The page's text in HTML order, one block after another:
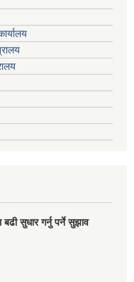
सुधार गर्नु पर्ने सुझाव